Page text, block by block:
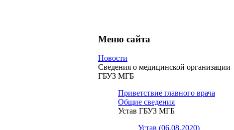
Меню сайта
Новости
Сведения о медицинской организации
ГБУЗ МГБ
Приветствие главного врача
Общие сведения
Устав ГБУЗ МГБ
Устав (06.08.2020)